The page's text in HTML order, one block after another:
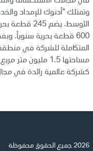
وتمتلك "أدنوك للإمداد
الأوسط، يضم
600 قطعة بحرية سنوياً.
المتكاملة للشركة في
مساحتها 1.5
كشركة عالمية رائدة في
2026 جميع الحقوق محفوظة